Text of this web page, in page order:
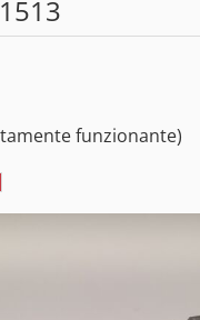
funzionante)